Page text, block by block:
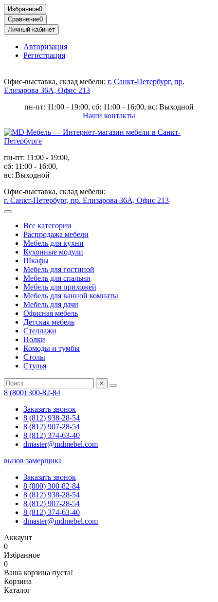
Избранное0
Сравнение0
Личный кабинет
Авторизация
Регистрация
Офис-выставка, склад мебели: г. Санкт-Петербург, пр.
Елизарова 36А, Офис 213
пн-пт: 11:00 - 19:00, сб: 11:00 - 16:00, вс: Выходной
Наши контакты
пн-пт: 11:00 - 19:00,
сб: 11:00 - 16:00,
вс: Выходной
Офис-выставка, склад мебели:
г. Санкт-Петербург, пр. Елизарова 36А, Офис 213
Все категории
Распродажа мебели
Мебель для кухни
Кухонные модули
Шкафы
Мебель для гостиной
Мебель для спальни
Мебель для прихожей
Мебель для ванной комнаты
Мебель для дачи
Офисная мебель
Детская мебель
Стеллажи
Полки
Комоды и тумбы
Столы
Стулья
×
8 (800) 300-82-84
Заказать звонок
8 (812) 938-28-54
8 (812) 907-28-54
8 (812) 374-63-40
dmaster@mdmebel.com
вызов замерщика
Заказать звонок
8 (800) 300-82-84
8 (812) 938-28-54
8 (812) 907-28-54
8 (812) 374-63-40
dmaster@mdmebel.com
Аккаунт
0
Избранное
0
Ваша корзина пуста!
Корзина
Каталог